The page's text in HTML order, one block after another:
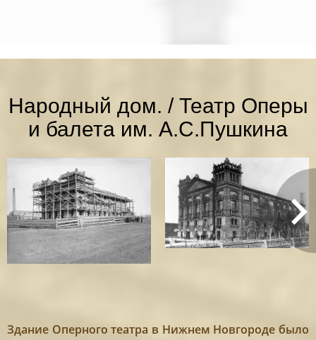
Народный дом. / Театр Оперы
и балета им. А.С.Пушкина
Здание Оперного театра в Нижнем Новгороде было